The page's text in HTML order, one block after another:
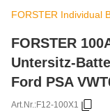
FORSTER Individual
FORSTER
Untersitz-
Ford PSA
Art.Nr.:F12-100X1